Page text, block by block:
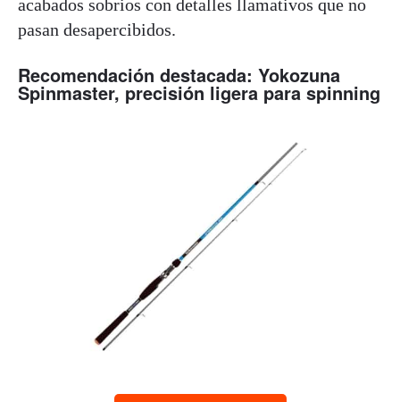
acabados sobrios con detalles llamativos que no
pasan desapercibidos.
Recomendación destacada: Yokozuna
Spinmaster, precisión ligera para spinning